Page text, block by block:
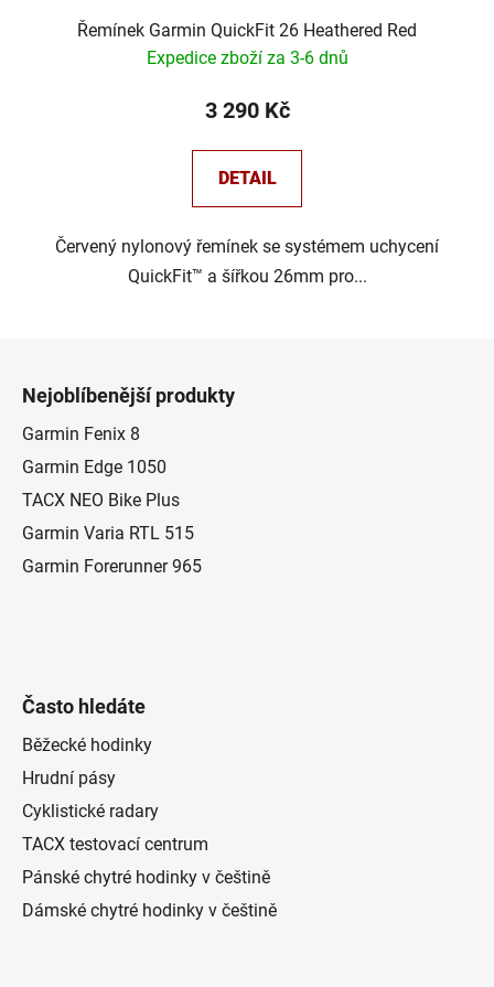
Řemínek Garmin QuickFit 26 Heathered Red
Expedice zboží za 3-6 dnů
3 290 Kč
DETAIL
Červený nylonový řemínek se systémem uchycení
QuickFit™ a šířkou 26mm pro...
Nejoblíbenější produkty
Garmin Fenix 8
Garmin Edge 1050
TACX NEO Bike Plus
Garmin Varia RTL 515
Garmin Forerunner 965
Často hledáte
Běžecké hodinky
Hrudní pásy
Cyklistické radary
TACX testovací centrum
Pánské chytré hodinky v češtině
Dámské chytré hodinky v češtině